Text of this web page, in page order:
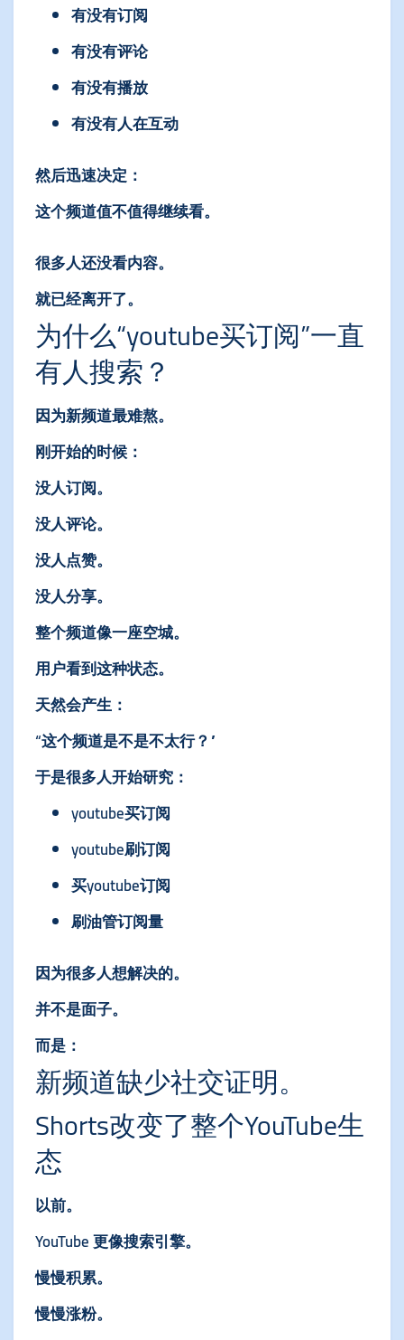
有没有订阅
有没有评论
有没有播放
有没有人在互动
然后迅速决定：
这个频道值不值得继续看。
很多人还没看内容。
就已经离开了。
为什么“youtube买订阅”一直
有人搜索？
因为新频道最难熬。
刚开始的时候：
没人订阅。
没人评论。
没人点赞。
没人分享。
整个频道像一座空城。
用户看到这种状态。
天然会产生：
“这个频道是不是不太行？”
于是很多人开始研究：
youtube买订阅
youtube刷订阅
买youtube订阅
刷油管订阅量
因为很多人想解决的。
并不是面子。
而是：
新频道缺少社交证明。
Shorts改变了整个YouTube生
态
以前。
YouTube 更像搜索引擎。
慢慢积累。
慢慢涨粉。